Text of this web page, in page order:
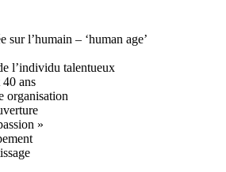
sur l’humain – ‘human age’
l’individu talentueux
ans
organisation
»